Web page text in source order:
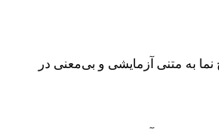
نما به متنی آزمایشی و بی‌معنی در